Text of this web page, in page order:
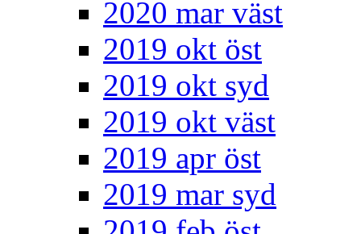
2020 mar väst
2019 okt öst
2019 okt syd
2019 okt väst
2019 apr öst
2019 mar syd